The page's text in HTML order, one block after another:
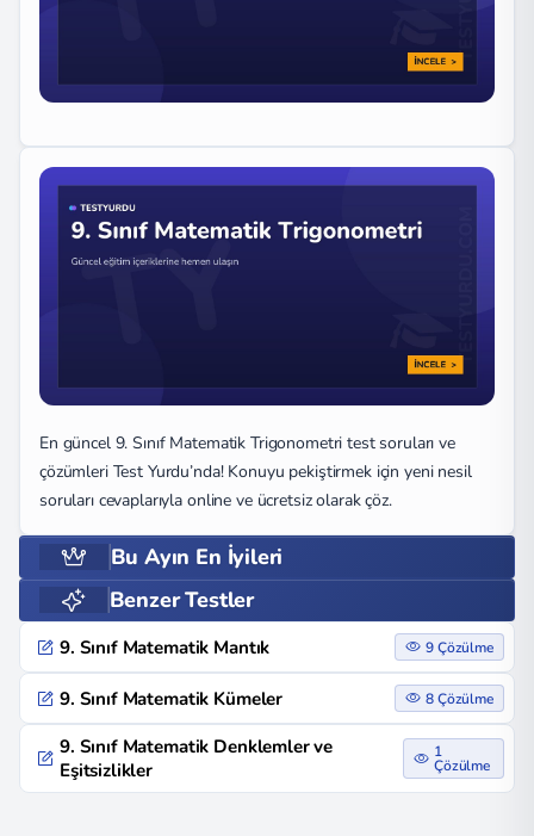
En güncel 9. Sınıf Matematik Trigonometri test soruları ve
çözümleri Test Yurdu’nda! Konuyu pekiştirmek için yeni nesil
soruları cevaplarıyla online ve ücretsiz olarak çöz.
Bu Ayın En İyileri
Benzer Testler
9. Sınıf Matematik Mantık 9 Çözülme
9. Sınıf Matematik Kümeler 8 Çözülme
9. Sınıf Matematik Denklemler ve
Eşitsizlikler
1
Çözülme